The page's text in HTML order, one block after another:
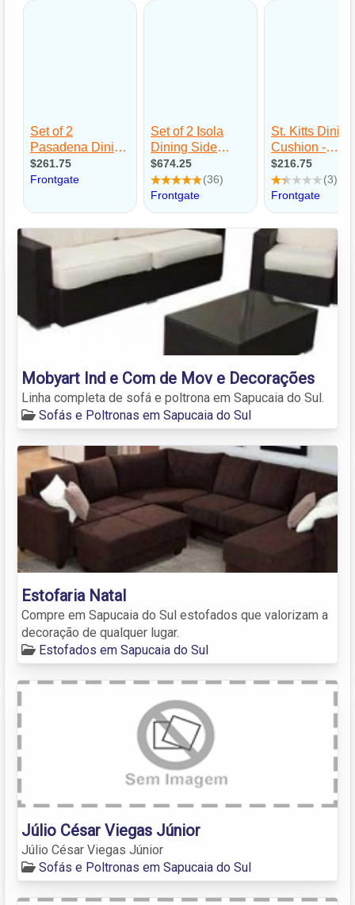
Mobyart Ind e Com de Mov e Decorações
Linha completa de sofá e poltrona em Sapucaia do Sul.
Sofás e Poltronas em Sapucaia do Sul
Estofaria Natal
Compre em Sapucaia do Sul estofados que valorizam a
decoração de qualquer lugar.
Estofados em Sapucaia do Sul
Júlio César Viegas Júnior
Júlio César Viegas Júnior
Sofás e Poltronas em Sapucaia do Sul